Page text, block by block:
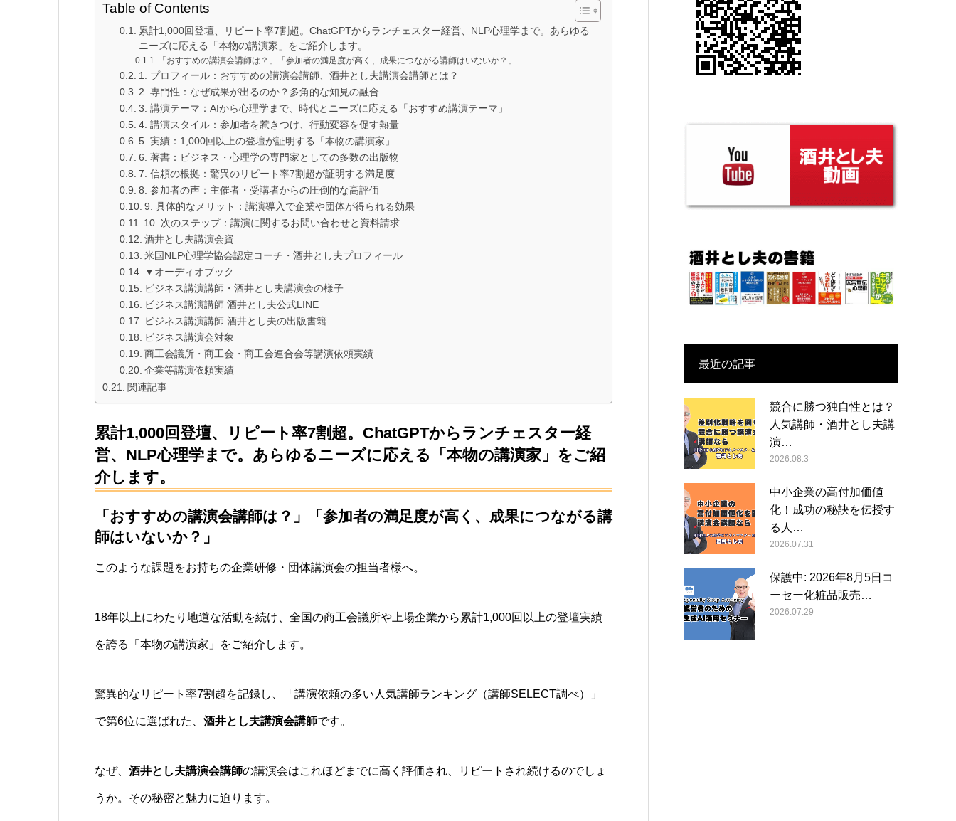
Table of Contents
累計1,000回登壇、リピート率7割超。ChatGPTからランチェスター経営、NLP心理学まで。あらゆる
ニーズに応える「本物の講演家」をご紹介します。
「おすすめの講演会講師は？」「参加者の満足度が高く、成果につながる講師はいないか？」
1. プロフィール：おすすめの講演会講師、酒井とし夫講演会講師とは？
2. 専門性：なぜ成果が出るのか？多角的な知見の融合
3. 講演テーマ：AIから心理学まで、時代とニーズに応える「おすすめ講演テーマ」
4. 講演スタイル：参加者を惹きつけ、行動変容を促す熱量
5. 実績：1,000回以上の登壇が証明する「本物の講演家」
6. 著書：ビジネス・心理学の専門家としての多数の出版物
7. 信頼の根拠：驚異のリピート率7割超が証明する満足度
8. 参加者の声：主催者・受講者からの圧倒的な高評価
9. 具体的なメリット：講演導入で企業や団体が得られる効果
10. 次のステップ：講演に関するお問い合わせと資料請求
酒井とし夫講演会資
米国NLP心理学協会認定コーチ・酒井とし夫プロフィール
▼オーディオブック
ビジネス講演講師・酒井とし夫講演会の様子
ビジネス講演講師 酒井とし夫公式LINE
ビジネス講演講師 酒井とし夫の出版書籍
ビジネス講演会対象
商工会議所・商工会・商工会連合会等講演依頼実績
企業等講演依頼実績
関連記事
累計1,000回登壇、リピート率7割超。ChatGPTからランチェスター経
営、NLP心理学まで。あらゆるニーズに応える「本物の講演家」をご紹
介します。
「おすすめの講演会講師は？」「参加者の満足度が高く、成果につながる講
師はいないか？」
このような課題をお持ちの企業研修・団体講演会の担当者様へ。
18年以上にわたり地道な活動を続け、全国の商工会議所や上場企業から累計1,000回以上の登壇実績
を誇る「本物の講演家」をご紹介します。
驚異的なリピート率7割超を記録し、「講演依頼の多い人気講師ランキング（講師SELECT調べ）」
で第6位に選ばれた、 酒井とし夫講演会講師です。
なぜ、 酒井とし夫講演会講師の講演会はこれほどまでに高く評価され、リピートされ続けるのでしょ
うか。その秘密と魅力に迫ります。
最近の記事
競合に勝つ独自性とは？
人気講師・酒井とし夫講
演…
2026.08.3
中小企業の高付加価値
化！成功の秘訣を伝授す
る人…
2026.07.31
保護中: 2026年8月5日コ
ーセー化粧品販売…
2026.07.29